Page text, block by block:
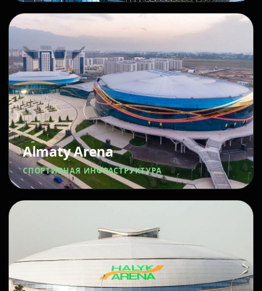
Almaty Arena
СПОРТИВНАЯ ИНФРАСТРУКТУРА